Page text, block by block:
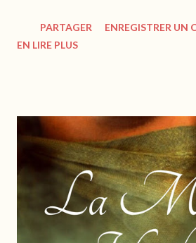
Créatrice, porte en elle la divinité,
extraordinaires. https://
l'amour à travers l'expression musicale,
parcours est combatif, ancré à Dieu
créatrices. C'est de l'ordre de la pureté,
de difficilement palpable et
s'exprime sur l'expérience
PARTAGER
ENREGISTRER UN
EN LIRE PLUS